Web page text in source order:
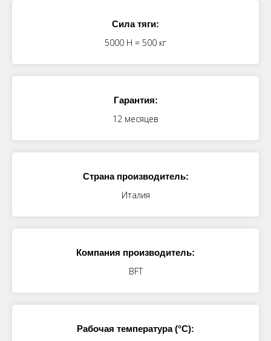
Сила тяги:
5000 H = 500 кг
Гарантия:
12 месяцев
Страна производитель:
Италия
Компания производитель:
BFT
Рабочая температура (°C):